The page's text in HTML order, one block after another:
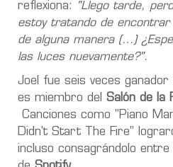
reflexiona:
"Llego tarde,
estoy tratando de
de alguna manera (…)
las luces nuevamente?".
Joel fue seis veces ganador
es miembro del Salón de la
Canciones como "Piano
Didn't Start The Fire"
incluso consagrándolo